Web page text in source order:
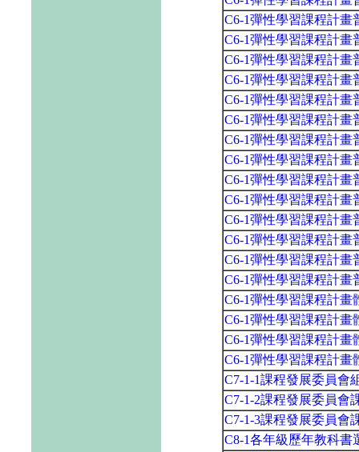
C6-1彈性學習課程計畫
C6-1彈性學習課程計畫
C6-1彈性學習課程計畫
C6-1彈性學習課程計畫
C6-1彈性學習課程計畫
C6-1彈性學習課程計畫
C6-1彈性學習課程計畫
C6-1彈性學習課程計畫
C6-1彈性學習課程計畫
C6-1彈性學習課程計畫
C6-1彈性學習課程計畫
C6-1彈性學習課程計畫
C6-1彈性學習課程計畫
C6-1彈性學習課程計畫
C6-1彈性學習課程計畫
C6-1彈性學習課程計畫
C6-1彈性學習課程計畫
C6-1彈性學習課程計畫
C7-1-1課程發展委員會
C7-1-2課程發展委員會
C7-1-3課程發展委員會
C8-1各年級歷年教科書